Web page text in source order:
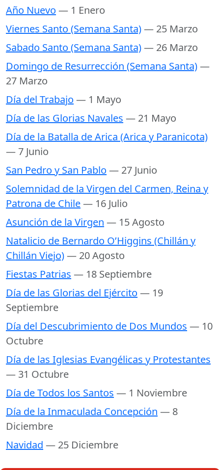
Año Nuevo — 1 Enero
Viernes Santo (Semana Santa)— 25 Marzo
Sabado Santo (Semana Santa)— 26 Marzo
Domingo de Resurrección (Semana Santa)—
27 Marzo
Día del Trabajo — 1 Mayo
Día de las Glorias Navales — 21 Mayo
Día de la Batalla de Arica (Arica y Paranicota)
— 7 Junio
San Pedro y San Pablo — 27 Junio
Solemnidad de la Virgen del Carmen, Reina y
Patrona de Chile— 16 Julio
Asunción de la Virgen — 15 Agosto
Natalicio de Bernardo O’Higgins (Chillán y
Chillán Viejo)— 20 Agosto
Fiestas Patrias — 18 Septiembre
Día de las Glorias del Ejército — 19
Septiembre
Día del Descubrimiento de Dos Mundos — 10
Octubre
Día de las Iglesias Evangélicas y Protestantes
— 31 Octubre
Día de Todos los Santos — 1 Noviembre
Día de la Inmaculada Concepción — 8
Diciembre
Navidad — 25 Diciembre